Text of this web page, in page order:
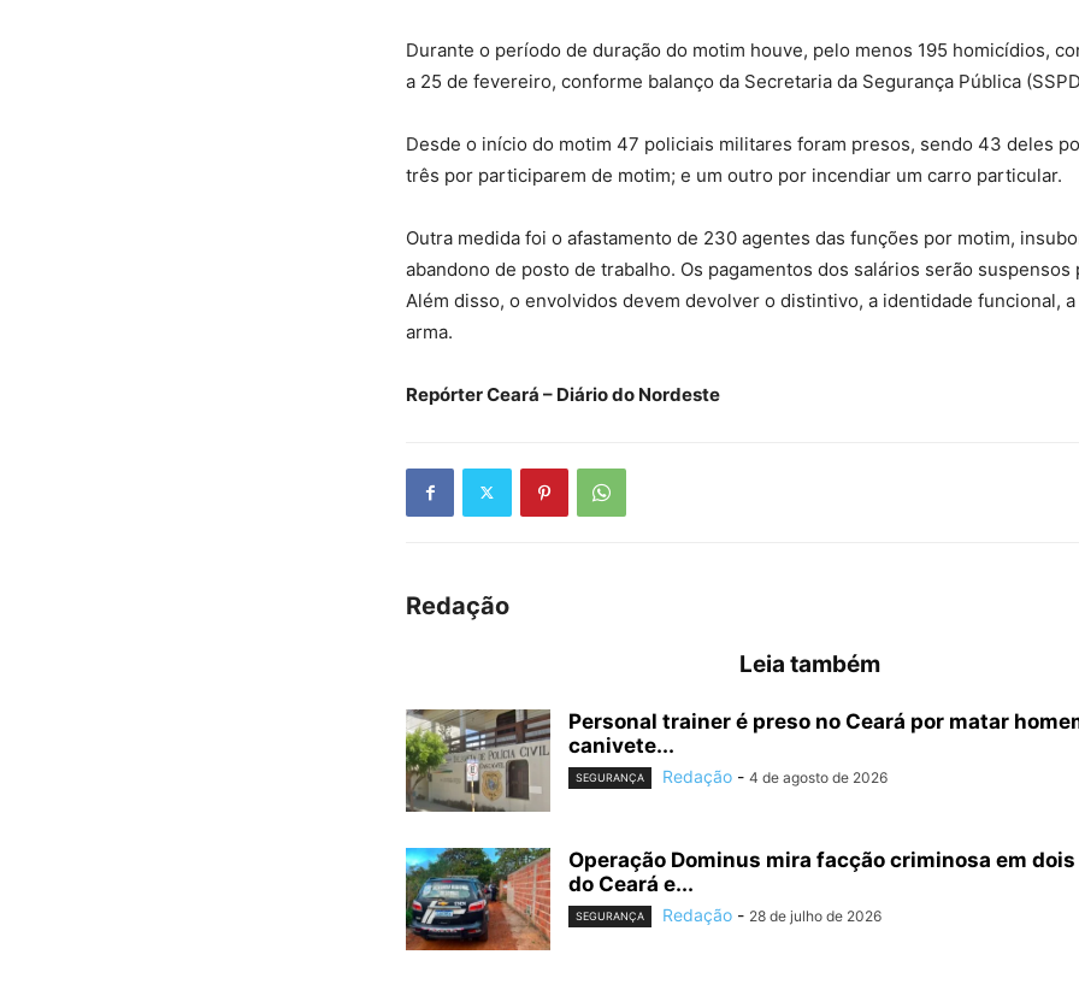
Durante o período de duração do motim houve, pelo menos 195 homicídios,
a 25 de fevereiro, conforme balanço da Secretaria da Segurança Pública
Desde o início do motim 47 policiais militares foram presos, sendo 43 deles
três por participarem de motim; e um outro por incendiar um carro particular.
Outra medida foi o afastamento de 230 agentes das funções por motim,
abandono de posto de trabalho. Os pagamentos dos salários serão suspensos
Além disso, o envolvidos devem devolver o distintivo, a identidade funcional, a
arma.
Repórter Ceará – Diário do Nordeste
Redação
Leia também
Personal trainer é preso no Ceará por matar
canivete...
SEGURANÇA Redação - 4 de agosto de 2026
Operação Dominus mira facção criminosa em
do Ceará e...
SEGURANÇA Redação - 28 de julho de 2026